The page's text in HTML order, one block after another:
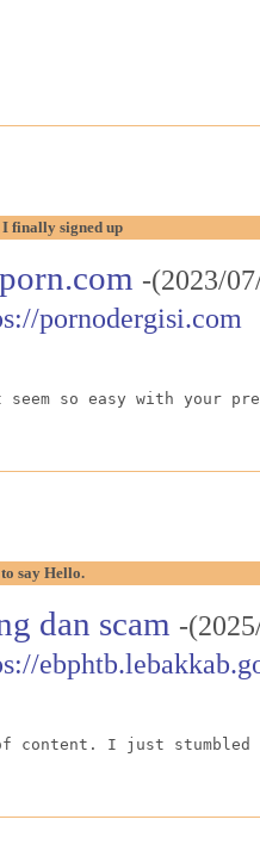
finally signed up
-(2023/
pornodergisi.com
seem so easy with your
say Hello.
dan scam -
of content. I just